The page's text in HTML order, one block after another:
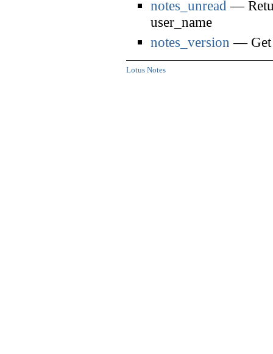
notes_unread —
user_name
notes_version — Get
Lotus Notes